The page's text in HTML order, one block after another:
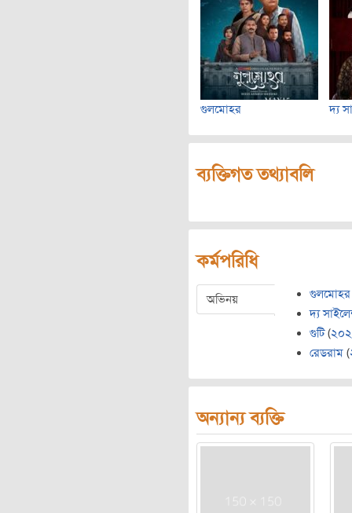
গুলমোহর দ্য
ব্যক্তিগত তথ্যাবলি
কর্মপরিধি
অভিনয় গুলমোহর
দ্য
গুটি(
রেডরাম (
অন্যান্য ব্যক্তি